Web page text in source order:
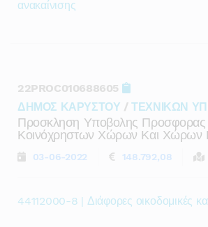
ανακαίνισης
22PROC010688605
ΔΗΜΟΣ ΚΑΡΥΣΤΟΥ /ΤΕΧΝΙΚΩΝ
Προσκληση Υποβολης Προσφορας
Κοινόχρηστων Χώρων Και Χώρων
03-06-2022 148.792,08
44112000-8 | Διάφορες οικοδομικές